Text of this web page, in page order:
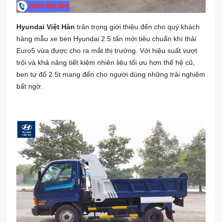
Hyundai Việt Hàn trân trọng giới thiệu đến cho quý khách
hàng mẫu xe ben Hyundai 2.5 tấn mới tiêu chuẩn khí thải
Euro5 vừa được cho ra mắt thị trường. Với hiệu suất vượt
trội và khả năng tiết kiệm nhiên liệu tối ưu hơn thế hệ cũ,
ben tự đổ 2.5t mang đến cho người dùng những trải nghiệm
bất ngờ.